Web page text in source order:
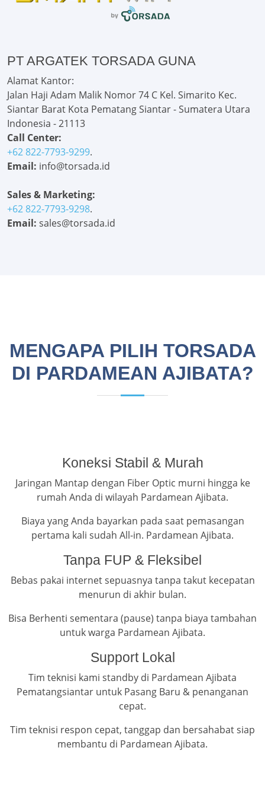
PT ARGATEK TORSADA GUNA
Alamat Kantor:
Jalan Haji Adam Malik Nomor 74 C Kel. Simarito Kec.
Siantar Barat Kota Pematang Siantar - Sumatera Utara
Indonesia - 21113
Call Center:
+62 822-7793-9299.
Email: info@torsada.id
Sales & Marketing:
+62 822-7793-9298.
Email: sales@torsada.id
MENGAPA PILIH TORSADA
DI PARDAMEAN AJIBATA?
Koneksi Stabil & Murah
Jaringan Mantap dengan Fiber Optic murni hingga ke
rumah Anda di wilayah Pardamean Ajibata.
Biaya yang Anda bayarkan pada saat pemasangan
pertama kali sudah All-in. Pardamean Ajibata.
Tanpa FUP & Fleksibel
Bebas pakai internet sepuasnya tanpa takut kecepatan
menurun di akhir bulan.
Bisa Berhenti sementara (pause) tanpa biaya tambahan
untuk warga Pardamean Ajibata.
Support Lokal
Tim teknisi kami standby di Pardamean Ajibata
Pematangsiantar untuk Pasang Baru & penanganan
cepat.
Tim teknisi respon cepat, tanggap dan bersahabat siap
membantu di Pardamean Ajibata.